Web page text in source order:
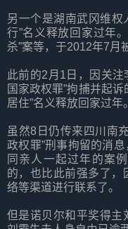
另一个是湖南武冈维权
行”名义释放回家过年
杀”案等，于2012年7月
此前的2月1日，因关注
国家政权罪”拘捕并起
居住”名义释放回家过年。
虽然8日仍传来四川南
政权罪”刑事拘留的消
同亲人一起过年的案
的，也比此前强多了，
络等渠道进行联系了。
但是诺贝尔和平奖得主